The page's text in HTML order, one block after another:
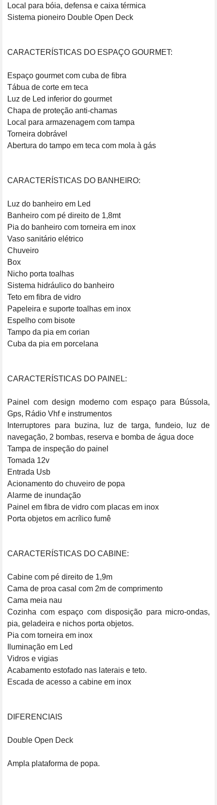
Local para bóia, defensa e caixa térmica
Sistema pioneiro Double Open Deck
CARACTERÍSTICAS DO ESPAÇO GOURMET:
Espaço gourmet com cuba de fibra
Tábua de corte em teca
Luz de Led inferior do gourmet
Chapa de proteção anti-chamas
Local para armazenagem com tampa
Torneira dobrável
Abertura do tampo em teca com mola à gás
CARACTERÍSTICAS DO BANHEIRO:
Luz do banheiro em Led
Banheiro com pé direito de 1,8mt
Pia do banheiro com torneira em inox
Vaso sanitário elétrico
Chuveiro
Box
Nicho porta toalhas
Sistema hidráulico do banheiro
Teto em fibra de vidro
Papeleira e suporte toalhas em inox
Espelho com bisote
Tampo da pia em corian
Cuba da pia em porcelana
CARACTERÍSTICAS DO PAINEL:
Painel com design moderno com espaço para Bússola,
Gps, Rádio Vhf e instrumentos
Interruptores para buzina, luz de targa, fundeio, luz de
navegação, 2 bombas, reserva e bomba de água doce
Tampa de inspeção do painel
Tomada 12v
Entrada Usb
Acionamento do chuveiro de popa
Alarme de inundação
Painel em fibra de vidro com placas em inox
Porta objetos em acrílico fumê
CARACTERÍSTICAS DO CABINE:
Cabine com pé direito de 1,9m
Cama de proa casal com 2m de comprimento
Cama meia nau
Cozinha com espaço com disposição para micro-ondas,
pia, geladeira e nichos porta objetos.
Pia com torneira em inox
Iluminação em Led
Vidros e vigias
Acabamento estofado nas laterais e teto.
Escada de acesso a cabine em inox
DIFERENCIAIS
Double Open Deck
Ampla plataforma de popa.